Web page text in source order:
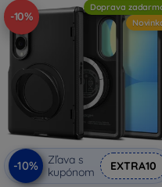
-10%
Doprava
-10%
Zľava s
kupónom
EXTRA10